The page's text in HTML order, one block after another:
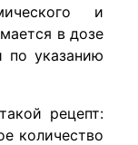
и
в дозе
указанию
рецепт:
количество